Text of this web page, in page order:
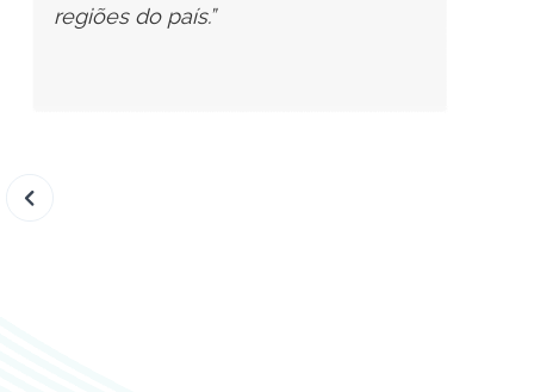
desafio de evidenciar as nossas atividades